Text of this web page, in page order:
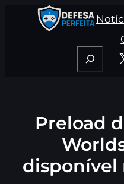
Pesquisar
Preload
disponível